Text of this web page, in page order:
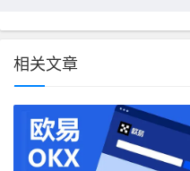
相关文章